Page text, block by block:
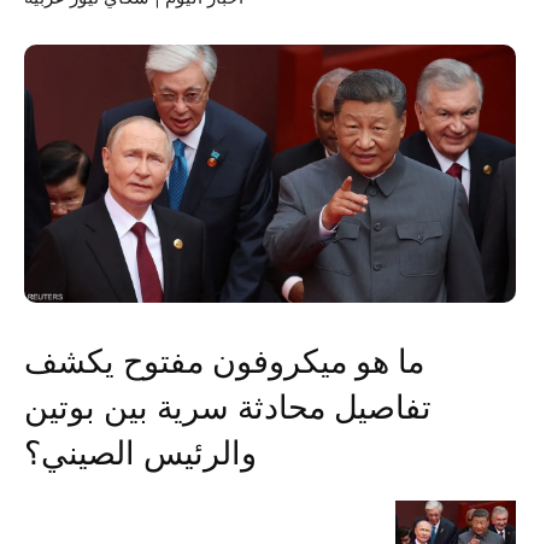
ما هو ميكروفون مفتوح يكشف
تفاصيل محادثة سرية بين بوتين
والرئيس الصيني؟